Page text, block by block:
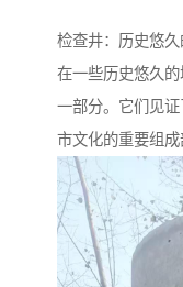
检查井：历史悠
在一些历史悠久
一部分。它们见
市文化的重要组成